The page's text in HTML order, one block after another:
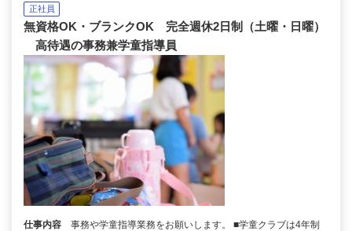
正社員
無資格OK・ブランクOK 完全週休2日制（土曜・日曜）
高待遇の事務兼学童指導員
仕事内容
事務や学童指導業務をお願いします。 ■学童クラブは4年制